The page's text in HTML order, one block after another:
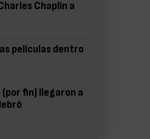
Chaplin a
películas dentro
(por fin) llegaron a